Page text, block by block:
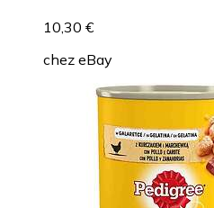
10,30 €
chez eBay